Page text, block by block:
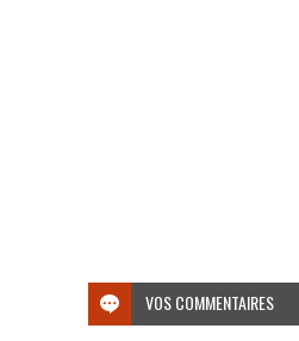
VOS COMMENTAIRES